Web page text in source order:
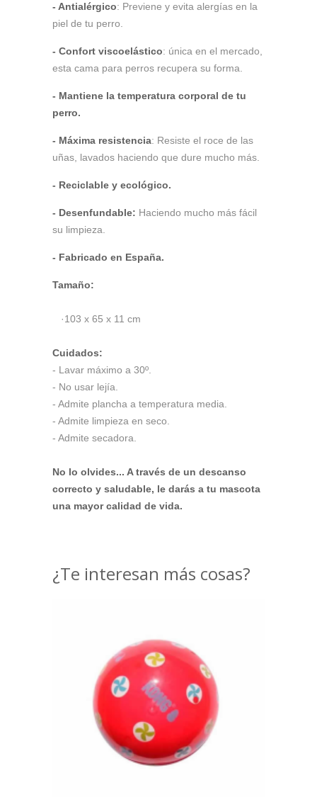
- Antialérgico: Previene y evita alergías en la
piel de tu perro.
- Confort viscoelástico: única en el mercado,
esta cama para perros recupera su forma.
- Mantiene la temperatura corporal de tu
perro.
- Máxima resistencia: Resiste el roce de las
uñas, lavados haciendo que dure mucho más.
- Reciclable y ecológico.
- Desenfundable: Haciendo mucho más fácil
su limpieza.
- Fabricado en España.
Tamaño:
·103 x 65 x 11 cm
Cuidados:
- Lavar máximo a 30º.
- No usar lejía.
- Admite plancha a temperatura media.
- Admite limpieza en seco.
- Admite secadora.
No lo olvides... A través de un descanso
correcto y saludable, le darás a tu mascota
una mayor calidad de vida.
¿Te interesan más cosas?